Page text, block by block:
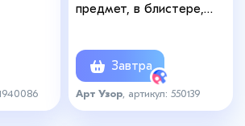
предмет, в блистере,
Завтра
Арт Узор , артикул: 550139